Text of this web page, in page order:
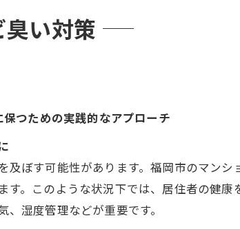
い対策
つための実践的なアプローチ
ぼす可能性があります。福岡市のマン
。このような状況下では、居住者の健
湿度管理などが重要です。